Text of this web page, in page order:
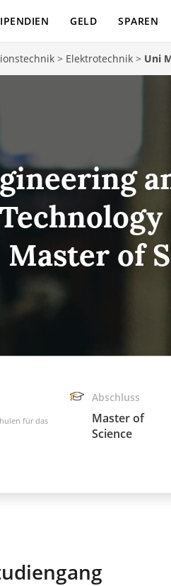
GELD SPAREN
> Elektrotechnik > Uni
of
für das
Abschluss
Master of
Science